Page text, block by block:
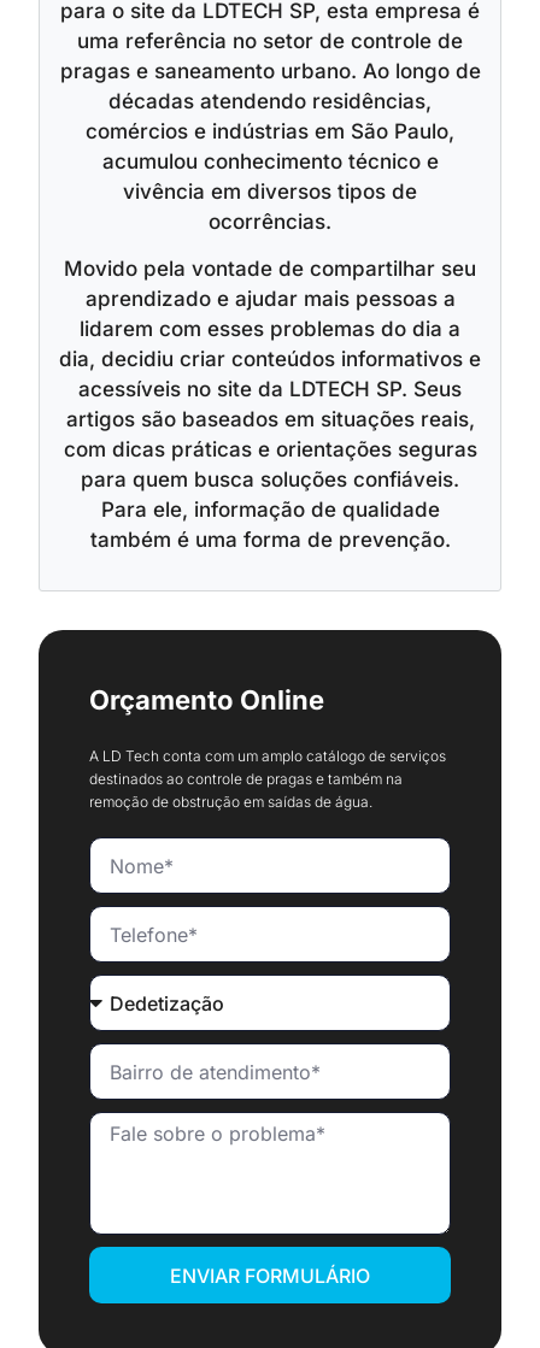
para o site da LDTECH SP, esta empresa é
uma referência no setor de controle de
pragas e saneamento urbano. Ao longo de
décadas atendendo residências,
comércios e indústrias em São Paulo,
acumulou conhecimento técnico e
vivência em diversos tipos de
ocorrências.
Movido pela vontade de compartilhar seu
aprendizado e ajudar mais pessoas a
lidarem com esses problemas do dia a
dia, decidiu criar conteúdos informativos e
acessíveis no site da LDTECH SP. Seus
artigos são baseados em situações reais,
com dicas práticas e orientações seguras
para quem busca soluções confiáveis.
Para ele, informação de qualidade
também é uma forma de prevenção.
Orçamento Online
A LD Tech conta com um amplo catálogo de serviços
destinados ao controle de pragas e também na
remoção de obstrução em saídas de água.
ENVIAR FORMULÁRIO